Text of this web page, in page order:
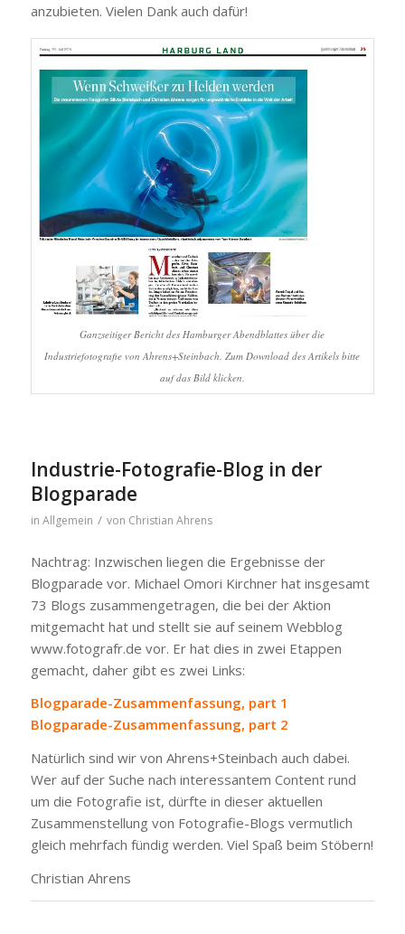
anzubieten. Vielen Dank auch dafür!
Ganzseitiger Bericht des Hamburger Abendblattes über die
Industriefotografie von Ahrens+Steinbach. Zum Download des Artikels bitte
auf das Bild klicken.
Industrie-Fotografie-Blog in der
Blogparade
in Allgemein / von Christian Ahrens
Nachtrag: Inzwischen liegen die Ergebnisse der
Blogparade vor. Michael Omori Kirchner hat insgesamt
73 Blogs zusammengetragen, die bei der Aktion
mitgemacht hat und stellt sie auf seinem Webblog
www.fotografr.de vor. Er hat dies in zwei Etappen
gemacht, daher gibt es zwei Links:
Blogparade-Zusammenfassung, part 1
Blogparade-Zusammenfassung, part 2
Natürlich sind wir von Ahrens+Steinbach auch dabei.
Wer auf der Suche nach interessantem Content rund
um die Fotografie ist, dürfte in dieser aktuellen
Zusammenstellung von Fotografie-Blogs vermutlich
gleich mehrfach fündig werden. Viel Spaß beim Stöbern!
Christian Ahrens